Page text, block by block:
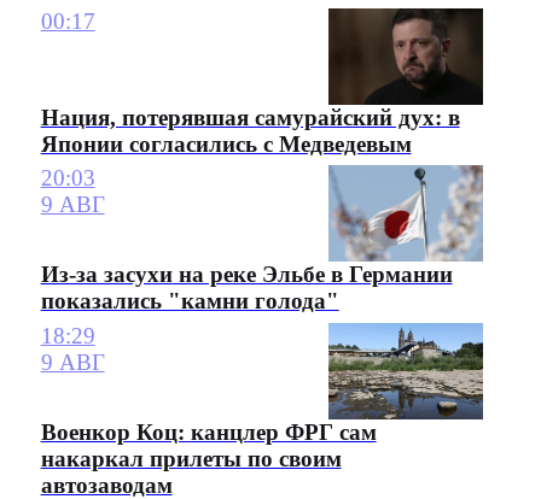
00:17
Нация, потерявшая самурайский дух: в
Японии согласились с Медведевым
20:03
9 АВГ
Из-за засухи на реке Эльбе в Германии
показались "камни голода"
18:29
9 АВГ
Военкор Коц: канцлер ФРГ сам
накаркал прилеты по своим
автозаводам